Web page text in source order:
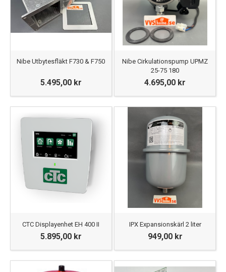
Nibe Utbytesfläkt F730 & F750
5.495,00 kr
Nibe Cirkulationspump UPMZ
25-75 180
4.695,00 kr
CTC Displayenhet EH 400 II
5.895,00 kr
IPX Expansionskärl 2 liter
949,00 kr